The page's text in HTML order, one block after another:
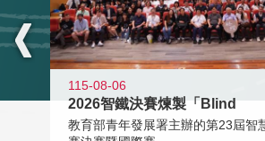
115-08-06
2026智鐵決賽煉製「Blind
教育部青年發展署主辦的第23屆智